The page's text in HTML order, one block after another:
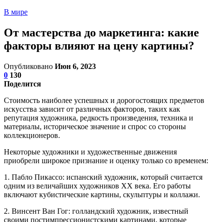
В мире
От мастерства до маркетинга: какие
факторы влияют на цену картины?
Опубликовано Июн 6, 2023
0 130
Поделится
Стоимость наиболее успешных и дорогостоящих предметов
искусства зависит от различных факторов, таких как
репутация художника, редкость произведения, техника и
материалы, историческое значение и спрос со стороны
коллекционеров.
Некоторые художники и художественные движения
приобрели широкое признание и оценку только со временем:
1. Пабло Пикассо: испанский художник, который считается
одним из величайших художников XX века. Его работы
включают кубистические картины, скульптуры и коллажи.
2. Винсент Ван Гог: голландский художник, известный
своими постимпрессионистскими картинами, которые